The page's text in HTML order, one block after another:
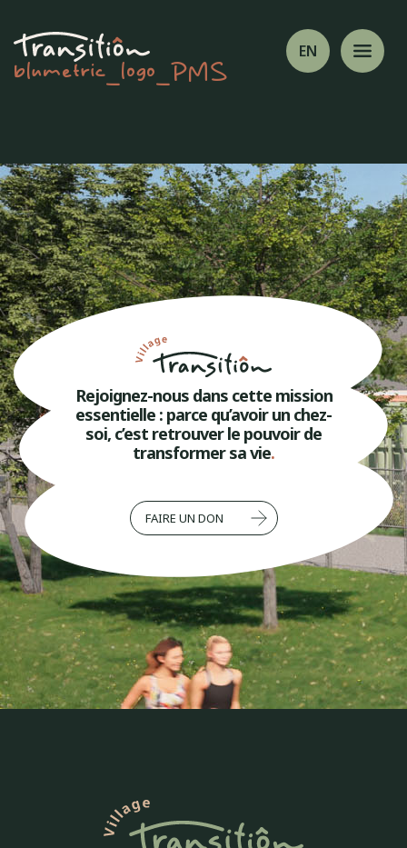
EN
blumetric_logo_PMS
Rejoignez-nous dans cette mission
essentielle : parce qu’avoir un chez-
soi, c’est retrouver le pouvoir de
transformer sa vie.
FAIRE UN DON